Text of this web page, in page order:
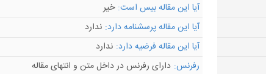
آیا این مقاله بیس است: خیر
آیا این مقاله پرسشنامه دارد: ندارد
آیا این مقاله فرضیه دارد: ندارد
رفرنس: دارای رفرنس در داخل متن و انتهای مقاله